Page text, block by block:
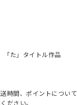
「た」タイトル作品
時間、ポイントについ
ださい。